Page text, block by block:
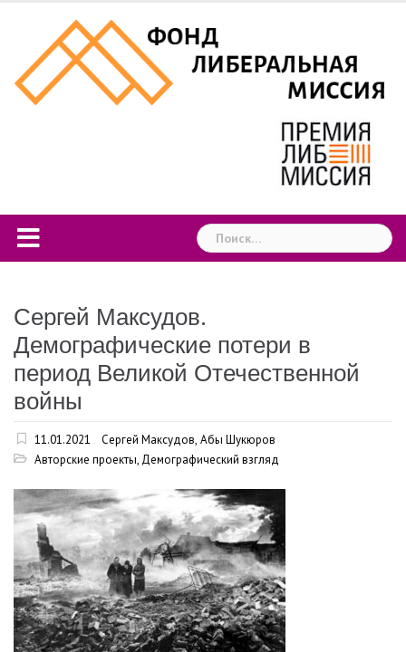
content
Найти:
Сергей Максудов.
Демографические потери в
период Великой Отечественной
войны
11.01.2021 Сергей Максудов, Абы Шукюров
Авторские проекты, Демографический взгляд